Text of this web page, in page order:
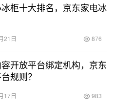
柜十大排名，京东家电冰
21日 876
开放平台绑定机构，京东
规则？
17日 983